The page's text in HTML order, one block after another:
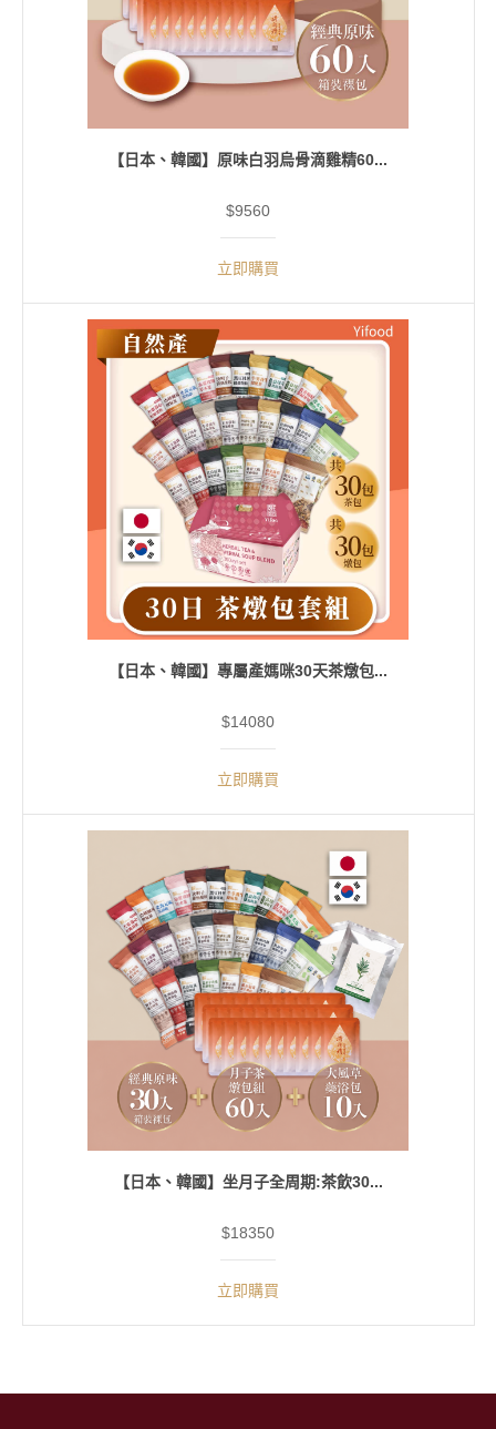
【日本、韓國】原味白羽烏骨滴雞精60...
$9560
立即購買
【日本、韓國】專屬產媽咪30天茶燉包...
$14080
立即購買
【日本、韓國】坐月子全周期:茶飲30...
$18350
立即購買